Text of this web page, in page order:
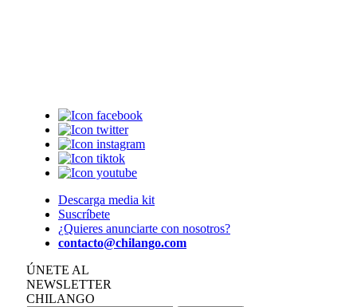
Descarga media kit
Suscríbete
¿Quieres anunciarte con nosotros?
contacto@chilango.com
ÚNETE AL
NEWSLETTER
CHILANGO